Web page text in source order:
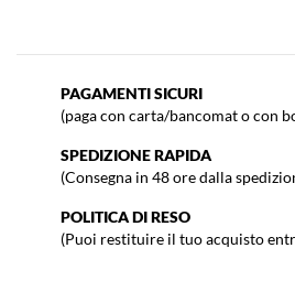
PAGAMENTI SICURI
(paga con carta/bancomat o con
SPEDIZIONE RAPIDA
(Consegna in 48 ore dalla
POLITICA DI RESO
(Puoi restituire il tuo acquisto